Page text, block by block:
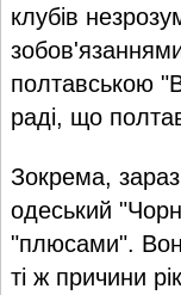
клубів
полтавською
раді, що
Зокрема,
одеський
"плюсами".
ті ж причини